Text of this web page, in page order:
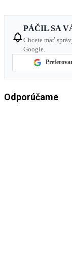
PÁČIL SA
Chcete mať
Google.
Odporúčame